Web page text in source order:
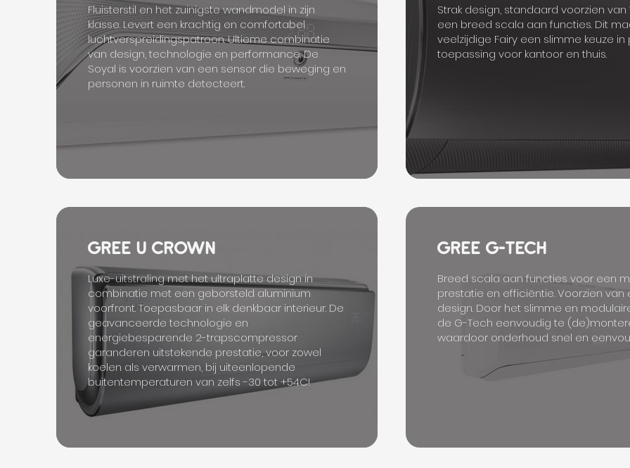
Fluisterstil en het zuinigste wandmodel in zijn
klasse. Levert een krachtig en comfortabel
luchtverspreidingspatroon. Ultieme combinatie
van design, technologie en performance. De
Soyal is voorzien van een sensor die beweging en
personen in ruimte detecteert.
Strak design, standaard voorzien van
een breed scala aan functies. Dit
veelzijdige Fairy een slimme keuze
toepassing voor kantoor en thuis.
GREE U CROWN
Luxe-uitstraling met het ultraplatte design in
combinatie met een geborsteld aluminium
voorfront. Toepasbaar in elk denkbaar interieur. De
geavanceerde technologie en
energiebesparende 2-trapscompressor
garanderen uitstekende prestatie, voor zowel
koelen als verwarmen, bij uiteenlopende
buitentemperaturen van zelfs -30 tot +54C!
GREE G-TECH
Breed scala aan functies voor een
prestatie en efficiëntie. Voorzien van
design. Door het slimme en
de G-Tech eenvoudig te
waardoor onderhoud snel en